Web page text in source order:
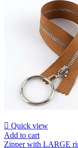
 Quick view
Add to cart
Zipper with LARGE